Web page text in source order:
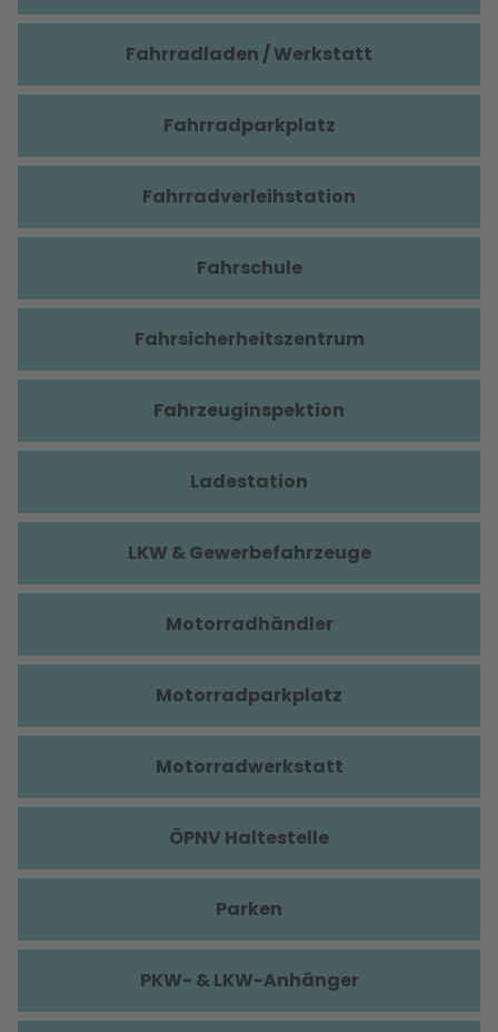
Fahrradladen / Werkstatt
Fahrradparkplatz
Fahrradverleihstation
Fahrschule
Fahrsicherheitszentrum
Fahrzeuginspektion
Ladestation
LKW & Gewerbefahrzeuge
Motorradhändler
Motorradparkplatz
Motorradwerkstatt
ÖPNV Haltestelle
Parken
PKW- & LKW-Anhänger